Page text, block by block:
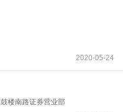
2020-05-24
楼南路证券营业部